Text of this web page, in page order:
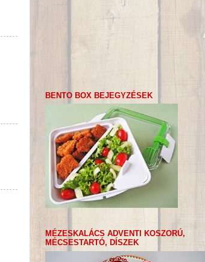
BENTO BOX BEJEGYZÉSEK
MÉZESKALÁCS ADVENTI KOSZORÚ,
MÉCSESTARTÓ, DÍSZEK